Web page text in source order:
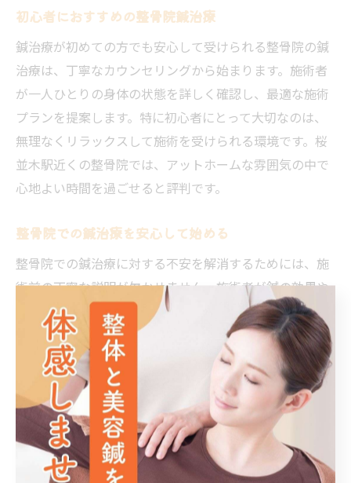
初心者におすすめの整骨院鍼治療
鍼治療が初めての方でも安心して受けられる整骨院の鍼
治療は、丁寧なカウンセリングから始まります。施術者
が一人ひとりの身体の状態を詳しく確認し、最適な施術
プランを提案します。特に初心者にとって大切なのは、
無理なくリラックスして施術を受けられる環境です。桜
並木駅近くの整骨院では、アットホームな雰囲気の中で
心地よい時間を過ごせると評判です。
整骨院での鍼治療を安心して始める
整骨院での鍼治療に対する不安を解消するためには、施
術前の丁寧な説明が欠かせません。施術者が鍼の効果や
施術の流れを詳しく説明し、疑問や不安を解消します。
また、衛生管理が徹底された環境で施術が行われるた
め、安心して受けることができます。初めての方でも心
地よく施術を受けられるよう、整骨院ではリラックスで
きる空間づくりに力を入れています。
駅近整骨院でのリラクゼーション